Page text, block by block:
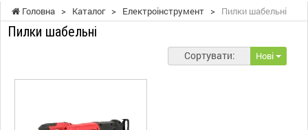
Головна > Каталог > Електроінструмент > Пилки шабельні
Пилки шабельні
Сортувати: Нові